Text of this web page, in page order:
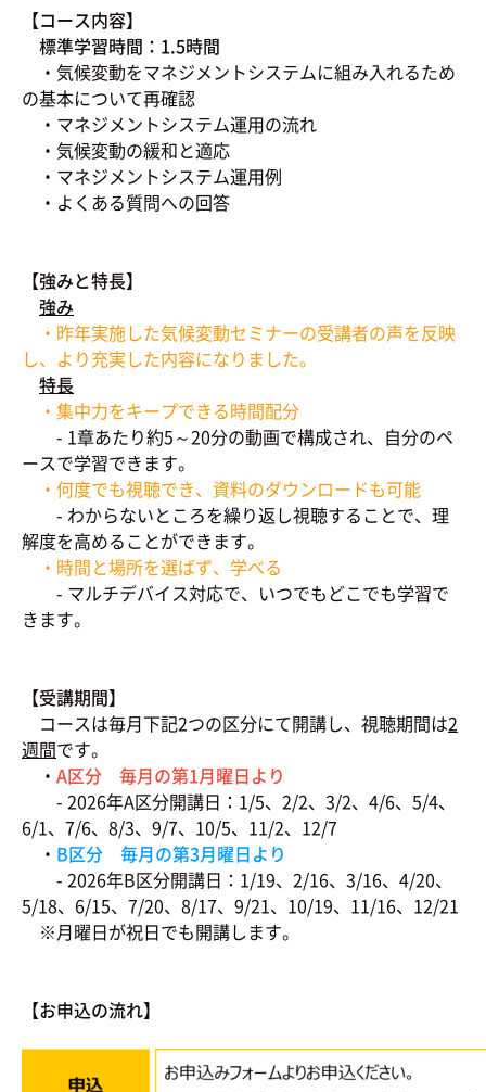
【コース内容】
標準学習時間：1.5時間
・気候変動をマネジメントシステムに組み入れるため
の基本について再確認
・マネジメントシステム運用の流れ
・気候変動の緩和と適応
・マネジメントシステム運用例
・よくある質問への回答
【強みと特長】
強み
・昨年実施した気候変動セミナーの受講者の声を反映
し、より充実した内容になりました。
特長
・集中力をキープできる時間配分
- 1章あたり約5～20分の動画で構成され、自分のペ
ースで学習できます。
・何度でも視聴でき、資料のダウンロードも可能
- わからないところを繰り返し視聴することで、理
解度を高めることができます。
・時間と場所を選ばず、学べる
- マルチデバイス対応で、いつでもどこでも学習で
きます。
【受講期間】
コースは毎月下記2つの区分にて開講し、視聴期間は2
週間です。
・ A区分 毎月の第1月曜日より
- 2026年A区分開講日：1/5、2/2、3/2、4/6、5/4、
6/1、7/6、8/3、9/7、10/5、11/2、12/7
・ B区分 毎月の第3月曜日より
- 2026年B区分開講日：1/19、2/16、3/16、4/20、
5/18、6/15、7/20、8/17、9/21、10/19、11/16、12/21
※月曜日が祝日でも開講します。
【お申込の流れ】